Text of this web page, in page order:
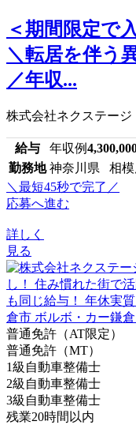
＜期間限定で
＼転居を伴う
／年収...
株式会社ネクステージ
給与 年収例
勤務地 神奈川県 相模
＼最短45秒で完了／
応募へ進む
詳しく
見る
普通免許（AT限定）
普通免許（MT）
1級自動車整備士
2級自動車整備士
3級自動車整備士
残業20時間以内